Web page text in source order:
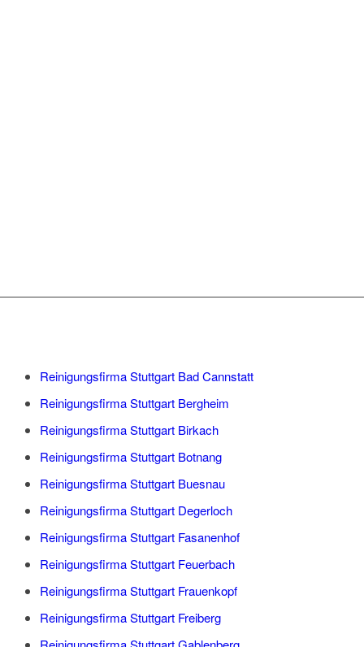
Reinigungsfirma Stuttgart Bad Cannstatt
Reinigungsfirma Stuttgart Bergheim
Reinigungsfirma Stuttgart Birkach
Reinigungsfirma Stuttgart Botnang
Reinigungsfirma Stuttgart Buesnau
Reinigungsfirma Stuttgart Degerloch
Reinigungsfirma Stuttgart Fasanenhof
Reinigungsfirma Stuttgart Feuerbach
Reinigungsfirma Stuttgart Frauenkopf
Reinigungsfirma Stuttgart Freiberg